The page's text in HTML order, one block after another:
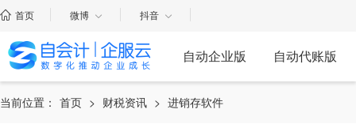
首页 微博 抖音
自动企业版 自动代账版
当前位置： 首页 > 财税资讯 > 进销存软件